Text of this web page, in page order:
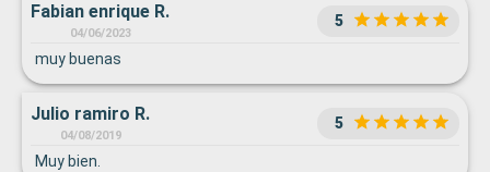
Fabian enrique R.
04/06/2023
5
muy buenas
Julio ramiro R.
04/08/2019
5
Muy bien.